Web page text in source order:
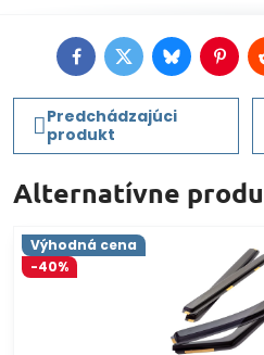
FacebookTwitterBluesky
Predchádzajúci
produkt
Alternatívne
Výhodná cena
-40%